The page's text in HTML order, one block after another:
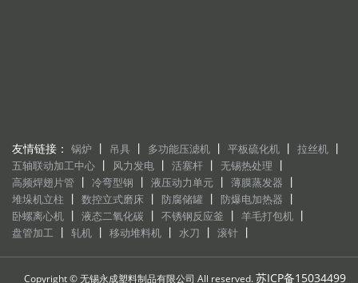
友情链接： 锅炉 丨 吊具 丨 多功能压滤机 丨 平板硫化机 丨 拉丝机 丨
五轴联动加工中心 丨 风力发电 丨 活塞杆 丨 无锡热处理 丨
高频焊翅片管 丨 冷弯型钢 丨 液压动力单元 丨 薄膜蒸发器 丨
堆垛机立柱 丨 数控立式磨床 丨 防腐储罐 丨 防爆电加热器 丨
卧螺离心机 丨 液态二氧化碳 丨 不锈钢反应釜 丨 羊毛打包机 丨
盘管加工 丨 轧机 丨 移动堆料机 丨 水刀 丨 滚针 丨
Copyright © 无锡永成塑料制品有限公司 All reserved.苏ICP备15034499